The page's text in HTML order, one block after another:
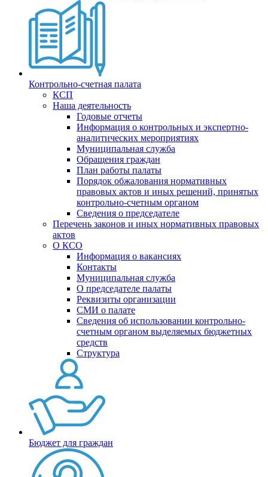
Контрольно-счетная палата
КСП
Наша деятельность
Годовые отчеты
Информация о контрольных и экспертно-
аналитических мероприятиях
Муниципальная служба
Обращения граждан
План работы палаты
Порядок обжалования нормативных
правовых актов и иных решений, принятых
контрольно-счетным органом
Сведения о председателе
Перечень законов и иных нормативных правовых
актов
О КСО
Информация о вакансиях
Контакты
Муниципальная служба
О председателе палаты
Реквизиты организации
СМИ о палате
Сведения об использовании контрольно-
счетным органом выделяемых бюджетных
средств
Структура
Бюджет для граждан